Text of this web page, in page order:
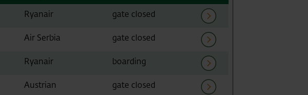
Ryanair gate closed Fluginfo
Air Serbia gate closed Fluginfo
Ryanair boarding Fluginfo
Austrian gate closed Fluginfo